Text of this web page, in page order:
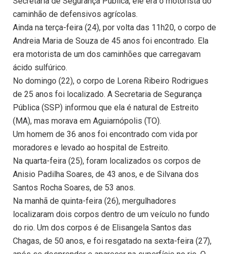
caminhão de defensivos agrícolas.
Ainda na terça-feira (24), por volta das 11h20, o corpo de
Andreia Maria de Souza de 45 anos foi encontrado. Ela
era motorista de um dos caminhões que carregavam
ácido sulfúrico.
No domingo (22), o corpo de Lorena Ribeiro Rodrigues
de 25 anos foi localizado. A Secretaria de Segurança
Pública (SSP) informou que ela é natural de Estreito
(MA), mas morava em Aguiarnópolis (TO).
Um homem de 36 anos foi encontrado com vida por
moradores e levado ao hospital de Estreito.
Na quarta-feira (25), foram localizados os corpos de
Anisio Padilha Soares, de 43 anos, e de Silvana dos
Santos Rocha Soares, de 53 anos.
Na manhã de quinta-feira (26), mergulhadores
localizaram dois corpos dentro de um veículo no fundo
do rio. Um dos corpos é de Elisangela Santos das
Chagas, de 50 anos, e foi resgatado na sexta-feira (27),